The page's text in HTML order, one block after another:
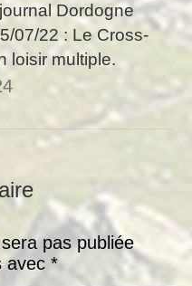
Dordogne
07/22 : Le Cross-
loisir multiple.
pas publiée
avec *